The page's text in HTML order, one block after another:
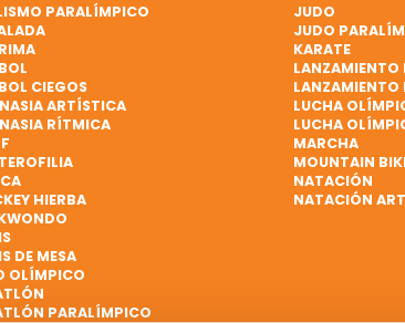
PARALÍMPICO
CIEGOS
ARTÍSTICA
RÍTMICA
HIERBA
JUDO
JUDO
KARATE
LANZAMIENTO
LANZAMIENTO
LUCHA
LUCHA
MARCHA
MOUNTAIN
NATACIÓN
NATACIÓN
DE MESA
OLÍMPICO
PARALÍMPICO